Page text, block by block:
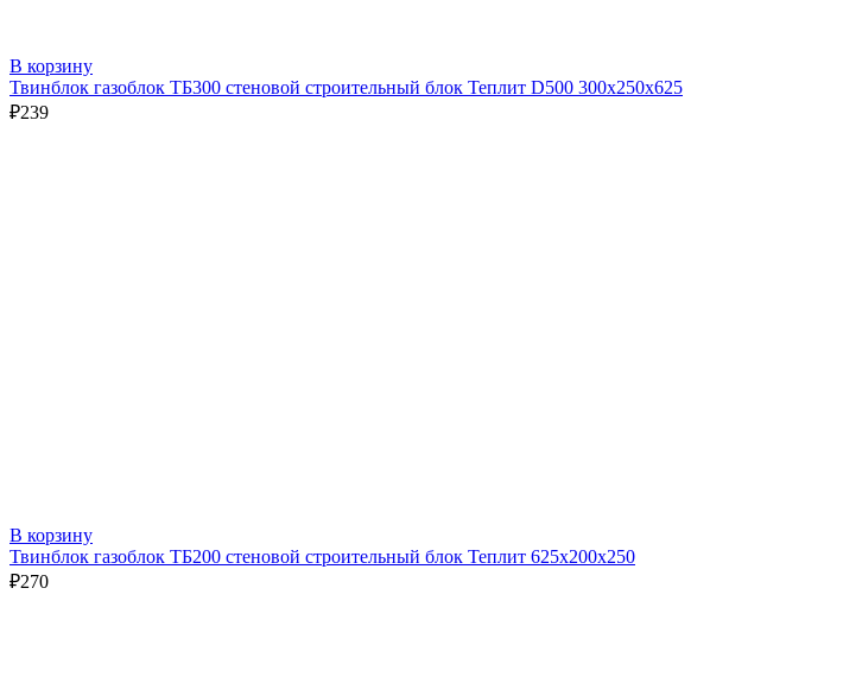
В корзину
Твинблок газоблок ТБ300 стеновой строительный блок Теплит D500 300х250х625
₽239
В корзину
Твинблок газоблок ТБ200 стеновой строительный блок Теплит 625х200х250
₽270